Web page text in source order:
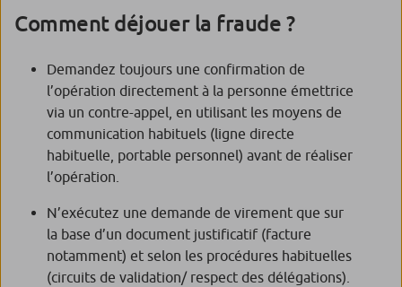
Comment déjouer la fraude ?
Demandez toujours une confirmation de
l’opération directement à la personne émettrice
via un contre-appel, en utilisant les moyens de
communication habituels (ligne directe
habituelle, portable personnel) avant de réaliser
l’opération.
N’exécutez une demande de virement que sur
la base d’un document justificatif (facture
notamment) et selon les procédures habituelles
(circuits de validation/ respect des délégations).